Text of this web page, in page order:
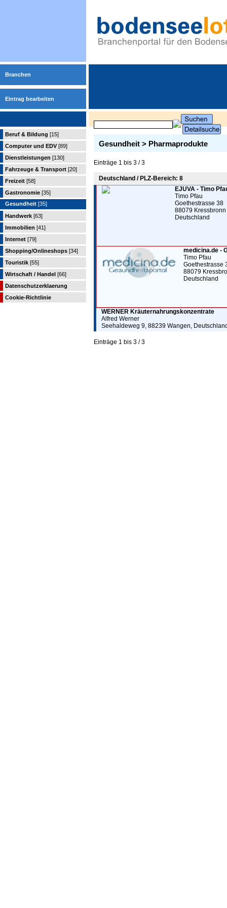
Branchen
Eintrag bearbeiten
Beruf & Bildung [15]
Computer und EDV [89]
Dienstleistungen [130]
Fahrzeuge & Transport [20]
Freizeit [58]
Gastronomie [35]
Gesundheit [35]
Handwerk [63]
Immobilien [41]
Internet [79]
Shopping/Onlineshops [34]
Touristik [55]
Wirtschaft / Handel [66]
Datenschutzerklaerung
Cookie-Richtlinie
Gesundheit > Pharmaprodukte
Einträge 1 bis 3 / 3
Deutschland / PLZ-Bereich: 8
EJUVA - Timo
Timo Pfau
Goethestrasse 38
88079 Kressbronn
Deutschland
medicina.de -
Timo Pfau
Goethestrasse
88079
Deutschland
WERNER Kräuternahrungskonzentrate
Alfred Werner
Seehaldeweg 9, 88239 Wangen,
Einträge 1 bis 3 / 3